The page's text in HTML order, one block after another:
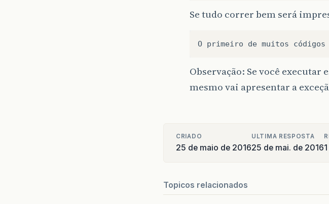
Se tudo correr bem será
O primeiro de muitos códigos
Observação: Se você executar
mesmo vai apresentar a
CRIADO
25 de maio de 2016
ULTIMA RESPOSTA
25 de mai. de 20161
Topicos relacionados